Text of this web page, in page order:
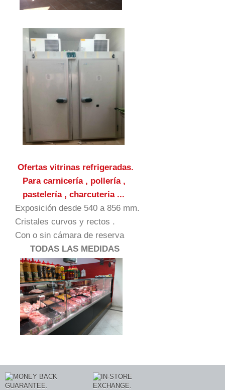
Ofertas vitrinas refrigeradas.
Para carnicería , pollería ,
pastelería , charcuteria ...
Exposición desde 540 a 856 mm.
Cristales curvos y rectos .
Con o sin cámara de reserva
TODAS LAS MEDIDAS